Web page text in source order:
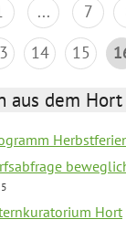
... 7
14 15
aus dem Hort
Hort